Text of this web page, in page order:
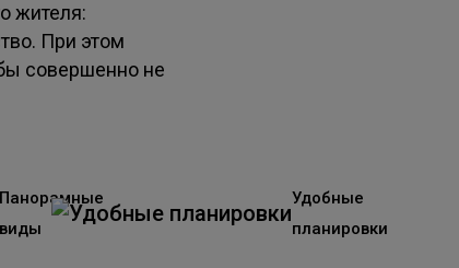
жителя:
При этом
совершенно не
Панорамные
виды
Удобные
планировки